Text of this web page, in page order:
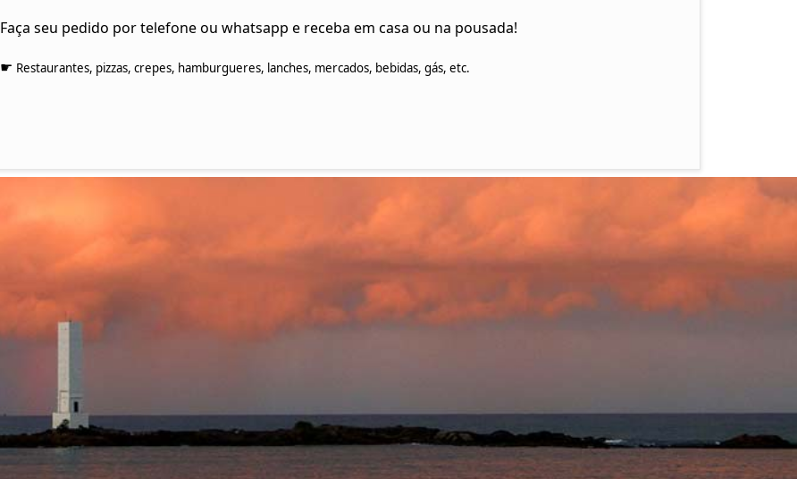
Faça seu pedido por telefone ou whatsapp e receba em casa ou na pousada!
☛ Restaurantes, pizzas, crepes, hamburgueres, lanches, mercados, bebidas, gás, etc.